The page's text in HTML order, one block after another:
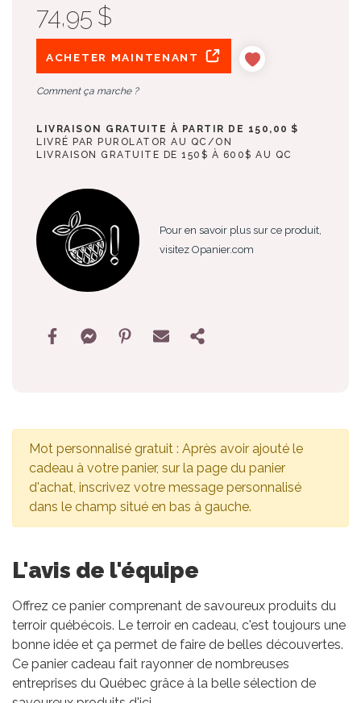
74,95 $
ACHETER MAINTENANT
Comment ça marche ?
LIVRAISON GRATUITE À PARTIR DE 150,00 $
LIVRÉ PAR PUROLATOR AU QC/ON
LIVRAISON GRATUITE DE 150$ À 600$ AU QC
Pour en savoir plus sur ce produit,
visitez Opanier.com
Mot personnalisé gratuit : Après avoir ajouté le
cadeau à votre panier, sur la page du panier
d'achat, inscrivez votre message personnalisé
dans le champ situé en bas à gauche.
L'avis de l'équipe
Offrez ce panier comprenant de savoureux produits du
terroir québécois. Le terroir en cadeau, c'est toujours une
bonne idée et ça permet de faire de belles découvertes.
Ce panier cadeau fait rayonner de nombreuses
entreprises du Québec grâce à la belle sélection de